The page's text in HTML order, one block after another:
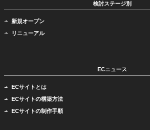
検討ステージ別
新規オープン
リニューアル
ECニュース
ECサイトとは
ECサイトの構築方法
ECサイトの制作手順